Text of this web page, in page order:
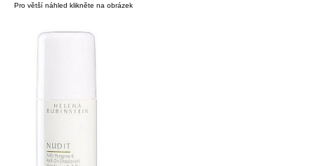
Pro větší náhled klikněte na obrázek